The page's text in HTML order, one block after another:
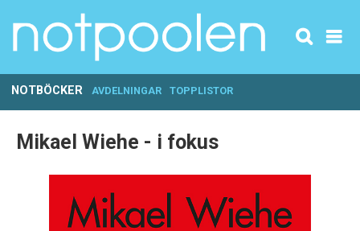
NOTBÖCKER AVDELNINGAR TOPPLISTOR
Mikael Wiehe - i fokus